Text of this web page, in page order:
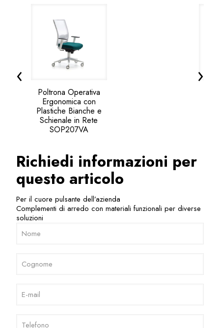
Poltrona Operativa
Ergonomica con
Plastiche Bianche e
Schienale in Rete
SOP207VA
‹ ›
Richiedi informazioni per
questo articolo
Per il cuore pulsante dell’azienda
Complementi di arredo con materiali funzionali per diverse
soluzioni